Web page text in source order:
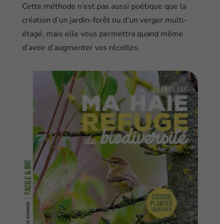
Cette méthode n’est pas aussi poétique que la
création d’un jardin-forêt ou d’un verger multi-
étagé, mais elle vous permettra quand même
d’avoir d’augmenter vos récoltes.